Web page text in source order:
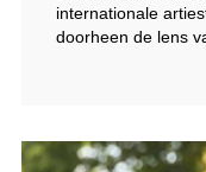
internationale
doorheen de lens